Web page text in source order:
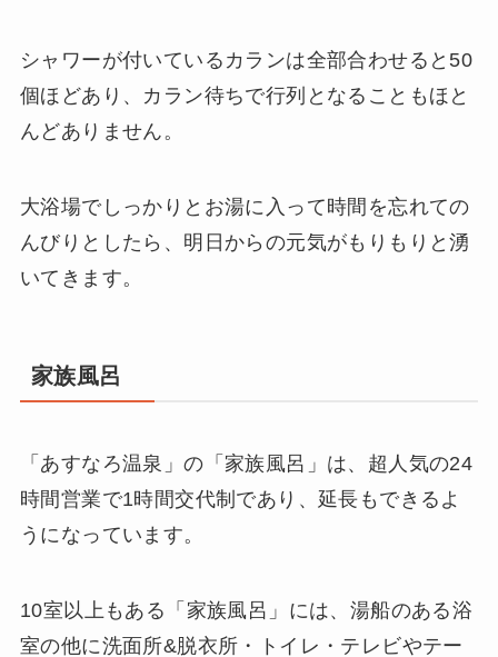
シャワーが付いているカランは全部合わせると50
個ほどあり、カラン待ちで行列となることもほと
んどありません。
大浴場でしっかりとお湯に入って時間を忘れての
んびりとしたら、明日からの元気がもりもりと湧
いてきます。
家族風呂
「あすなろ温泉」の「家族風呂」は、超人気の24
時間営業で1時間交代制であり、延長もできるよ
うになっています。
10室以上もある「家族風呂」には、湯船のある浴
室の他に洗面所&脱衣所・トイレ・テレビやテー